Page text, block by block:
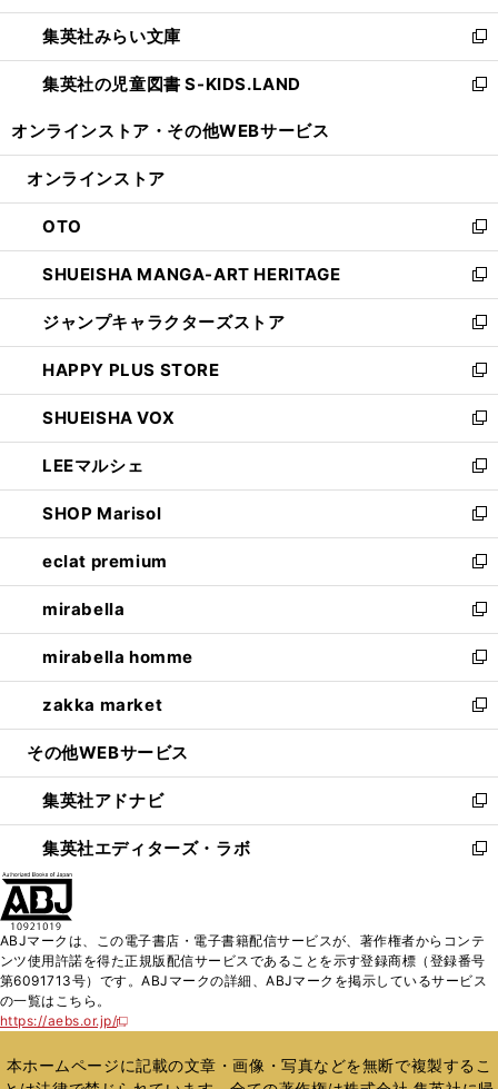
開
く
ウ
で
開
く
ン
ド
ウ
で
ウ
ィ
ン
ド
開
集英社みらい文庫
新
し
い
ン
ウ
で
開
く
集英社の児童図書 S-KIDS.LAND
新
ウ
ン
ド
ウ
で
開
く
オンラインストア・ その他WEBサービス
オンラインストア
OTO
新
し
い
ウ
ィ
ン
ド
ウ
で
開
く
SHUEISHA MANGA-ART HERITAGE
新
し
い
ウ
ィ
ン
ド
ウ
で
開
く
ジャンプキャラクターズストア
新
し
い
ウ
ィ
ン
ド
ウ
で
開
く
HAPPY PLUS STORE
新
し
い
ウ
ィ
ン
ド
ウ
で
開
く
SHUEISHA VOX
新
し
い
ウ
ィ
ン
ド
ウ
で
開
く
LEEマルシェ
新
し
い
ウ
ィ
ン
ド
ウ
で
開
く
SHOP Marisol
新
し
い
ウ
ィ
ン
ド
ウ
で
開
eclat premium
新
し
い
ウ
ィ
ン
ド
ウ
開
く
mirabella
新
し
い
ウ
ィ
ン
ウ
で
開
く
mirabella homme
新
し
い
ウ
ン
ド
ウ
で
zakka market
新
し
ウ
ィ
ン
ド
く
その他WEBサービス
集英社アドナビ
新
し
い
ド
ウ
で
集英社エディターズ・ラボ
新
ィ
ン
ド
開
ABJマークは、この電子書店・電子書籍配信サービスが、著作権者からコンテ
ンツ使用許諾を得た正規版配信サービスであることを示す登録商標（登録番号
第6091713号）です。ABJマークの詳細、ABJマークを掲示しているサービス
の一覧はこちら。
https://aebs.or.jp/
新
い
ウ
本ホームページに記載の文章・画像・写真などを無断で複製するこ